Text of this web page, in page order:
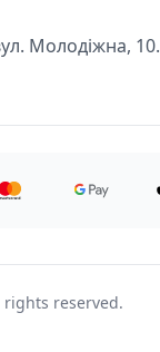
Молодіжна, 10.
reserved.